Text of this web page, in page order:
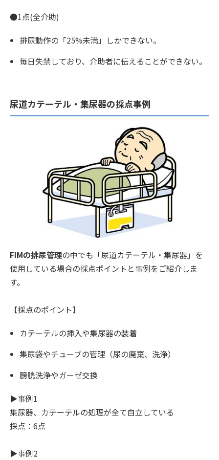
●1点(全介助)
排尿動作の「25%未満」しかできない。
毎日失禁しており、介助者に伝えることができない。
尿道カテーテル・集尿器の採点事例
FIMの排尿管理の中でも「尿道カテーテル・集尿器」を
使用している場合の採点ポイントと事例をご紹介しま
す。
【採点のポイント】
カテーテルの挿入や集尿器の装着
集尿袋やチューブの管理（尿の廃棄、洗浄）
膀胱洗浄やガーゼ交換
▶︎事例1
集尿器、カテーテルの処理が全て自立している
採点：6点
▶︎事例2